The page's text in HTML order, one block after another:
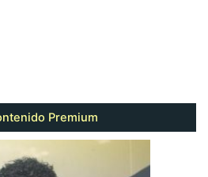
Premium